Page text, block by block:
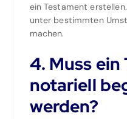
ein Testament
unter bestimmten
machen.
4. Muss
notariell
werden?